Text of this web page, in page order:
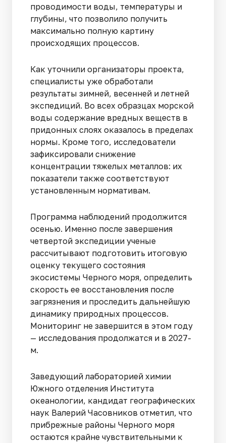
проводимости воды, температуры и
глубины, что позволило получить
максимально полную картину
происходящих процессов.
Как уточнили организаторы проекта,
специалисты уже обработали
результаты зимней, весенней и летней
экспедиций. Во всех образцах морской
воды содержание вредных веществ в
придонных слоях оказалось в пределах
нормы. Кроме того, исследователи
зафиксировали снижение
концентрации тяжелых металлов: их
показатели также соответствуют
установленным нормативам.
Программа наблюдений продолжится
осенью. Именно после завершения
четвертой экспедиции ученые
рассчитывают подготовить итоговую
оценку текущего состояния
экосистемы Черного моря, определить
скорость ее восстановления после
загрязнения и проследить дальнейшую
динамику природных процессов.
Мониторинг не завершится в этом году
— исследования продолжатся и в 2027-
м.
Заведующий лабораторией химии
Южного отделения Института
океанологии, кандидат географических
наук Валерий Часовников отметил, что
прибрежные районы Черного моря
остаются крайне чувствительными к